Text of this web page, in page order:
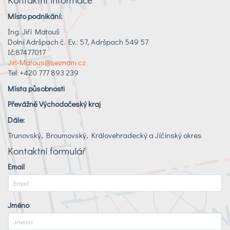
Místo podnikání:
Ing. Jiří Matouš
Dolní Adršpach č. Ev.: 57, Adršpach 549 57
Ič:87477017
Jiri-Matous@seznam.cz
Tel: +420 777 893 239
Místa působnosti
Převážně Východočeský kraj
Dále:
Trunovský, Broumovský, Královehradecký a Jíčínský okres
Kontaktní formulář
Email
Jméno